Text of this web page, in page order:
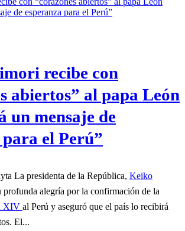
recibe con
abiertos” al papa León
un mensaje de
para el Perú”
Por Arquímedes Mayta La presidenta de la República, Keiko
profunda alegría por la confirmación de la
XIV al Perú y aseguró que el país lo recibirá
El...